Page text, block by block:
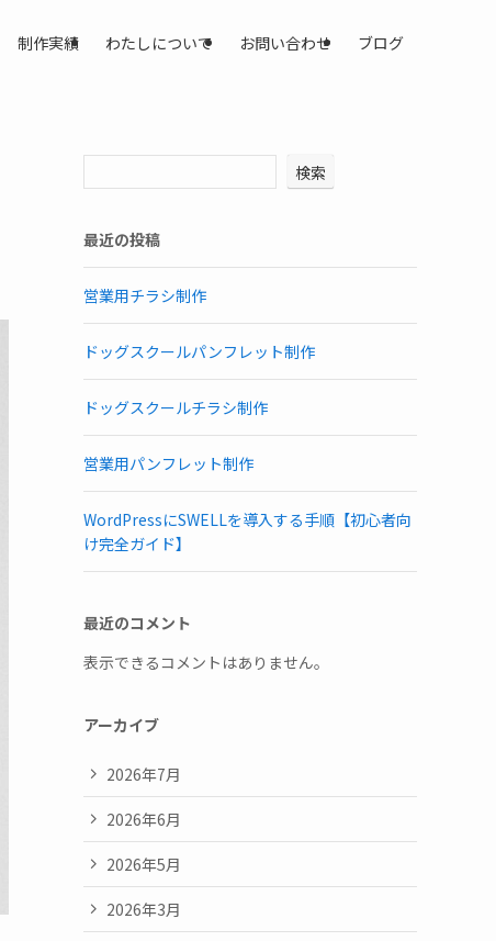
制作実績 わたしについて お問い合わせ ブログ
検索
最近の投稿
営業用チラシ制作
ドッグスクールパンフレット制作
ドッグスクールチラシ制作
営業用パンフレット制作
WordPressにSWELLを導入する手順【初心者向
け完全ガイド】
最近のコメント
表示できるコメントはありません。
アーカイブ
2026年7月
2026年6月
2026年5月
2026年3月